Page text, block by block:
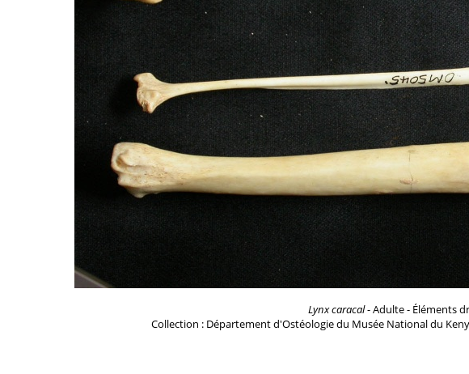
Lynx caracal- Adulte - Éléments
Collection : Département d'Ostéologie du Musée National du